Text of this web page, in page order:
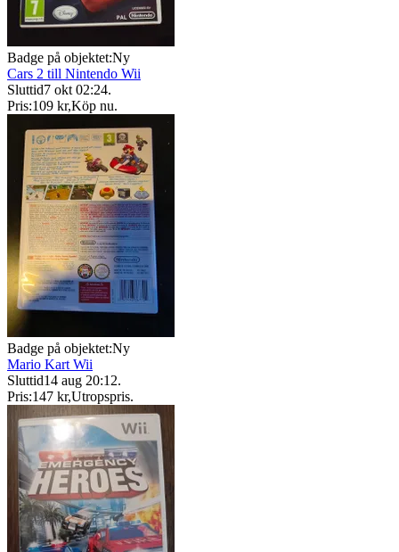
Badge på objektet:Ny
Cars 2 till Nintendo Wii
Sluttid7 okt 02:24.
Pris:109 kr,Köp nu.
Badge på objektet:Ny
Mario Kart Wii
Sluttid14 aug 20:12.
Pris:147 kr,Utropspris.